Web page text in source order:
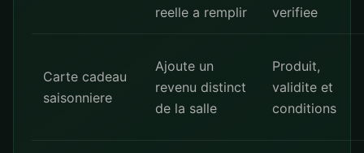
reelle a remplir
verifiee
Carte cadeau
saisonniere
Ajoute un
revenu distinct
de la salle
Produit,
validite et
conditions